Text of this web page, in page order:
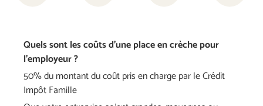
Quelssontlescoûtsd’uneplaceencrèchepour
l’employeur?
50% du montant du coût pris en charge par le Crédit
Impôt Famille